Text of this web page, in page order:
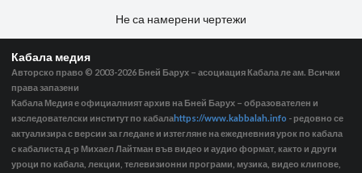
Не са намерени чертежи
Кабала медия
Авторско право © 2003-2026 Бней Барух – асоциация Кабала ле ам. Всички
права запазени
Кабала Медия е официалният архив на Бней Барух – образователен и
изследователски институт по кабалаhttps://www.kabbalah.info - редовно се
актуализира с версии за гледане и изтегляне на ежедневния урок по кабала
с кабалиста д-р Михаел Лайтман във видео и аудио формат, както и други
уроци по кабала, лекции, телевизионни програми, музика, видео клипове,